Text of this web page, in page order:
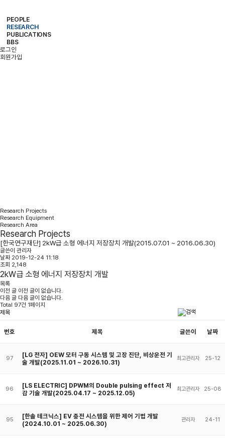
PEOPLE
PROFESSOR
RESEARCH
RESEARCH PROJECTS
PUBLICATIONS
PAPER
BBS
NOTICE
로그인
회원가입
Research Projects
Research Equipment
Research Area
Research Projects
[한국연구재단] 2kW급 소형 에너지 저장장치 개발(2015.07.01 ~ 2016.06.30)
글쓴이 관리자
날짜2019-12-24 11:18
조회 2,148
2kW급 소형 에너지 저장장치 개발
목록
이전 글 이전 글이 없습니다.
다음 글 다음 글이 없습니다.
Total 97건 1페이지
번호 제목 글쓴이 날짜
97
[LG 전자] OEW 모터 구동 시스템 및 고장 진단, 비상운전 기
술 개발(2025.11.01 ~ 2026.10.31)
최고관리자 25-12
96
[LS ELECTRIC] DPWM의 Double pulsing effect 저
감 기술 개발(2025.04.17 ~ 2025.12.05)
최고관리자 25-08
95
[한솔 테크닉스] EV 충전 시스템을 위한 제어 기법 개발
(2024.10.01 ~ 2025.06.30)
관리자 24-11